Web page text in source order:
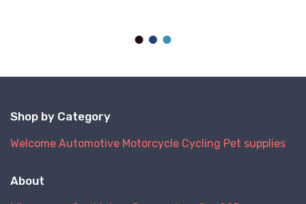
Shop by Category
Welcome Automotive Motorcycle Cycling Pet supplies
About